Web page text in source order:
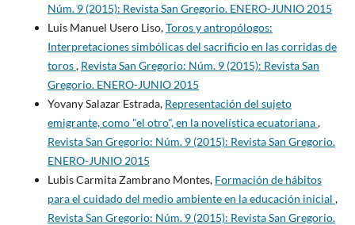
Núm. 9 (2015): Revista San Gregorio. ENERO-JUNIO 2015
Luis Manuel Usero Liso,Toros y antropólogos:
Interpretaciones simbólicas del sacrificio en las corridas de
toros, Revista San Gregorio: Núm. 9 (2015): Revista San
Gregorio. ENERO-JUNIO 2015
Yovany Salazar Estrada, Representación del sujeto
emigrante, como "el otro", en la novelística ecuatoriana,
Revista San Gregorio: Núm. 9 (2015): Revista San Gregorio.
ENERO-JUNIO 2015
Lubis Carmita Zambrano Montes, Formación de hábitos
para el cuidado del medio ambiente en la educación inicial ,
Revista San Gregorio: Núm. 9 (2015): Revista San Gregorio.